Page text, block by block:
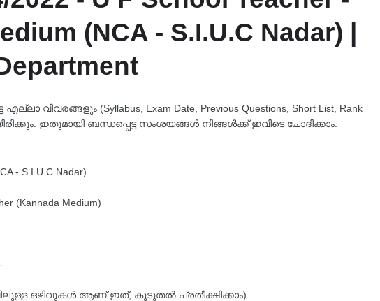
(NCA - S.I.U.C Nadar) |
വിവരങ്ങളും (Syllabus, Exam Date, Previous Questions, Short List, Rank
ഇതുമായി ബന്ധപ്പെട്ട സംശയങ്ങൾ നിങ്ങൾക്ക് ഇവിടെ ചോദിക്കാം.
- S.I.U.C Nadar)
(Kannada Medium)
ഒഴിവുകൾ ആണ് ഇത്, കൂടുതൽ പ്രതീക്ഷിക്കാം)